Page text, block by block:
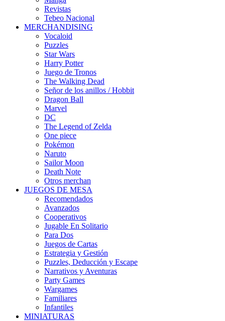
Revistas
Tebeo Nacional
MERCHANDISING
Vocaloid
Puzzles
Star Wars
Harry Potter
Juego de Tronos
The Walking Dead
Señor de los anillos / Hobbit
Dragon Ball
Marvel
DC
The Legend of Zelda
One piece
Pokémon
Naruto
Sailor Moon
Death Note
Otros merchan
JUEGOS DE MESA
Recomendados
Avanzados
Cooperativos
Jugable En Solitario
Para Dos
Juegos de Cartas
Estrategia y Gestión
Puzzles, Deducción y Escape
Narrativos y Aventuras
Party Games
Wargames
Familiares
Infantiles
MINIATURAS